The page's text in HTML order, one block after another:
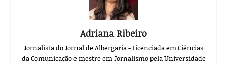
Adriana Ribeiro
Jornalista do Jornal de Albergaria - Licenciada em Ciências
da Comunicação e mestre em Jornalismo pela Universidade